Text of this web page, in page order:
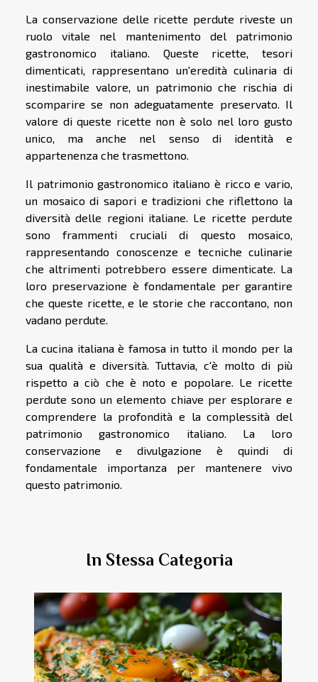
La conservazione delle ricette perdute riveste un
ruolo vitale nel mantenimento del patrimonio
gastronomico italiano. Queste ricette, tesori
dimenticati, rappresentano un'eredità culinaria di
inestimabile valore, un patrimonio che rischia di
scomparire se non adeguatamente preservato. Il
valore di queste ricette non è solo nel loro gusto
unico, ma anche nel senso di identità e
appartenenza che trasmettono.
Il patrimonio gastronomico italiano è ricco e vario,
un mosaico di sapori e tradizioni che riflettono la
diversità delle regioni italiane. Le ricette perdute
sono frammenti cruciali di questo mosaico,
rappresentando conoscenze e tecniche culinarie
che altrimenti potrebbero essere dimenticate. La
loro preservazione è fondamentale per garantire
che queste ricette, e le storie che raccontano, non
vadano perdute.
La cucina italiana è famosa in tutto il mondo per la
sua qualità e diversità. Tuttavia, c'è molto di più
rispetto a ciò che è noto e popolare. Le ricette
perdute sono un elemento chiave per esplorare e
comprendere la profondità e la complessità del
patrimonio gastronomico italiano. La loro
conservazione e divulgazione è quindi di
fondamentale importanza per mantenere vivo
questo patrimonio.
In Stessa Categoria